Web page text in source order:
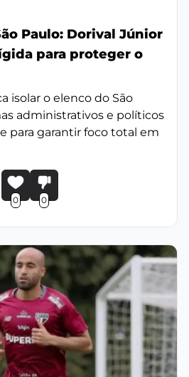
Paulo: Dorival Júnior
para proteger o
isolar o elenco do São
administrativos e políticos
para garantir foco total em
0 0